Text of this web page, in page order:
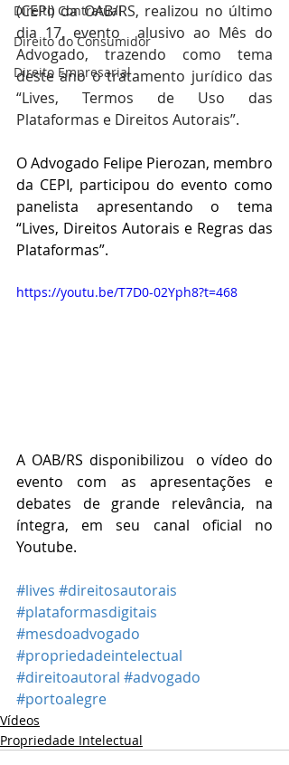
Direito Contratual
Direito do Consumidor
Direito Empresarial
(CEPI) da OAB/RS, realizou no último
dia 17, evento  alusivo ao Mês do
Advogado, trazendo como tema
deste ano o tratamento jurídico das
“Lives, Termos de Uso das
Plataformas e Direitos Autorais”.
O Advogado Felipe Pierozan, membro
da CEPI, participou do evento como
panelista apresentando o tema
“Lives, Direitos Autorais e Regras das
Plataformas”.
https://youtu.be/T7D0-02Yph8?t=468
A OAB/RS disponibilizou  o vídeo do
evento com as apresentações e
debates de grande relevância, na
íntegra, em seu canal oficial no
Youtube.
#lives #direitosautorais
#plataformasdigitais
#mesdoadvogado
#propriedadeintelectual
#direitoautoral #advogado
#portoalegre
Vídeos
Propriedade Intelectual